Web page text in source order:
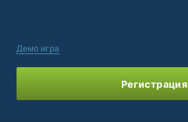
Демо игра
Регистрация